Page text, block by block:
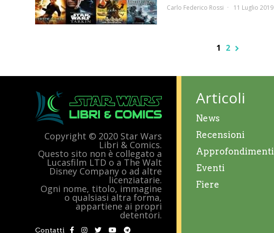
Carlo Federico Rossi 11 Luglio 2019
1 2
Copyright © 2020 Star Wars
Libri & Comics.
Questo sito non è collegato a
Lucasfilm LTD o a The Walt
Disney Company o ad altre
licenziatarie.
Ogni nome, titolo, immagine
o qualsiasi altra forma,
appartiene ai propri
detentori.
Contatti
Articoli
News
Recensioni
Approfondimenti
Eventi
Fiere